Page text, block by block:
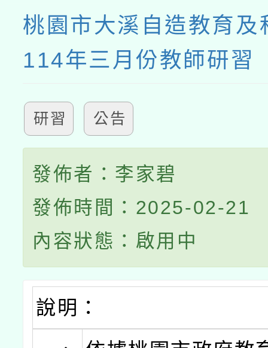
桃園市大溪自造教育及
114年三月份教師研習
研習 公告
發佈者：李家碧
發佈時間：2025-02-21
內容狀態：啟用中
說明：